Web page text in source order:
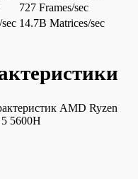
727 Frames/sec
14.7B Matrices/sec
AMD Ryzen
5600H